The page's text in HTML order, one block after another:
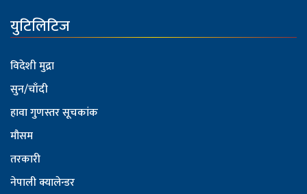
युटिलिटिज
विदेशी मुद्रा
सुन/चाँदी
हावा गुणस्तर सूचकांक
मौसम
तरकारी
नेपाली क्यालेन्डर